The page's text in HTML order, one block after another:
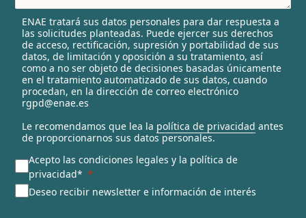
l
e
c
t
e
d
ENAE tratará sus datos personales para dar respuesta a
las solicitudes planteadas. Puede ejercer sus derechos
de acceso, rectificación, supresión y portabilidad de sus
datos, de limitación y oposición a su tratamiento, así
como a no ser objeto de decisiones basadas únicamente
en el tratamiento automatizado de sus datos, cuando
procedan, en la dirección de correo electrónico
rgpd@enae.es
Le recomendamos que lea la política de privacidad antes
de proporcionarnos sus datos personales.
Acepto las condiciones legales y la política de
privacidad*
Deseo recibir newsletter e información de interés